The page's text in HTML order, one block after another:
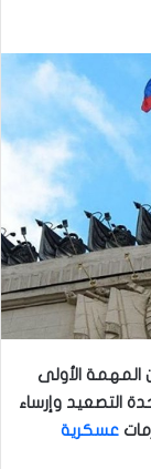
المهمة الأولى
التصعيد وإرساء
عسكرية